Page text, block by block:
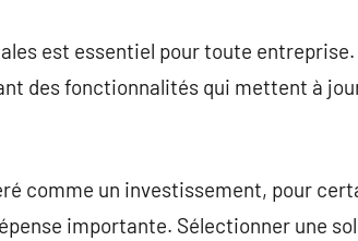
est essentiel pour toute
des fonctionnalités qui mettent à
comme un investissement, pour
importante. Sélectionner une